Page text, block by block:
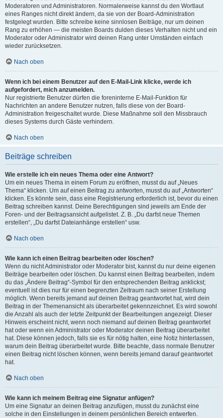
Moderatoren und Administratoren. Normalerweise kannst du den Wortlaut
eines Ranges nicht direkt ändern, da sie von der Board-Administration
festgelegt wurden. Bitte schreibe keine sinnlosen Beiträge, nur um deinen
Rang zu erhöhen — die meisten Boards dulden dieses Verhalten nicht und ein
Moderator oder Administrator wird deinen Rang unter Umständen einfach
wieder zurücksetzen.
Nach oben
Wenn ich bei einem Benutzer auf den E-Mail-Link klicke, werde ich
aufgefordert, mich anzumelden.
Nur registrierte Benutzer dürfen die foreninterne E-Mail-Funktion für
Nachrichten an andere Benutzer nutzen, falls diese von der Board-
Administration freigeschaltet wurde. Diese Maßnahme soll den Missbrauch
dieses Systems durch Gäste verhindern.
Nach oben
Beiträge schreiben
Wie erstelle ich ein neues Thema oder eine Antwort?
Um ein neues Thema in einem Forum zu eröffnen, musst du auf „Neues
Thema“ klicken. Um auf einen Beitrag zu antworten, musst du auf „Antworten“
klicken. Es könnte sein, dass eine Registrierung erforderlich ist, bevor du einen
Beitrag schreiben kannst. Deine Berechtigungen sind jeweils am Ende der
Foren- und der Beitragsansicht aufgelistet. Z. B. „Du darfst neue Themen
erstellen“, „Du darfst Dateianhänge erstellen“ usw.
Nach oben
Wie kann ich einen Beitrag bearbeiten oder löschen?
Wenn du nicht Administrator oder Moderator bist, kannst du nur deine eigenen
Beiträge bearbeiten oder löschen. Du kannst einen Beitrag bearbeiten, indem
du das „Ändere Beitrag“-Symbol für den entsprechenden Beitrag anklickst;
eventuell ist dies nur für einen begrenzten Zeitraum nach seiner Erstellung
möglich. Wenn bereits jemand auf deinen Beitrag geantwortet hat, wird dein
Beitrag in der Themenansicht als überarbeitet gekennzeichnet. Es wird sowohl
die Anzahl als auch der letzte Zeitpunkt der Bearbeitungen angezeigt. Dieser
Hinweis erscheint nicht, wenn noch niemand auf deinen Beitrag geantwortet
hat oder wenn ein Administrator oder Moderator deinen Beitrag überarbeitet
hat. Diese können jedoch, falls sie es für nötig halten, eine Notiz hinterlassen,
warum dein Beitrag überarbeitet wurde. Bitte beachte, dass normale Benutzer
einen Beitrag nicht löschen können, wenn bereits jemand darauf geantwortet
hat.
Nach oben
Wie kann ich meinem Beitrag eine Signatur anfügen?
Um eine Signatur an deinen Beitrag anzufügen, musst du zunächst eine
solche in den Einstellungen in deinem persönlichen Bereich entwerfen.